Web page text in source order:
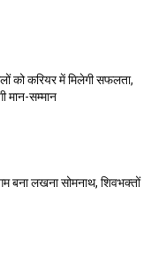
को करियर में मिलेगी सफलता,
मान-सम्मान
बना लखना सोमनाथ, शिवभक्तों